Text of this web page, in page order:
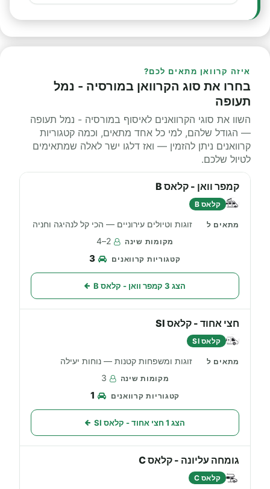
איזה קרוואן מתאים לכם?
בחרו את סוג הקרוואן במורסיה - נמל
תעופה
השוו את סוגי הקרוואנים לאיסוף במורסיה - נמל תעופה
— הגודל שלהם, למי כל אחד מתאים, וכמה קטגוריות
קרוואנים ניתן להזמין — ואז דלגו ישר לאלה שמתאימים
לטיול שלכם.
קמפר וואן - קלאס B
קלאס B
זוגות וטיולים עירוניים — הכי קל לנהיגה וחניה
2–4
3
הצג 3 קמפר וואן - קלאס B
חצי אחוד - קלאס SI
קלאס SI
זוגות ומשפחות קטנות — נוחות יעילה
3
1
הצג 1 חצי אחוד - קלאס SI
גומחה עליונה - קלאס C
קלאס C